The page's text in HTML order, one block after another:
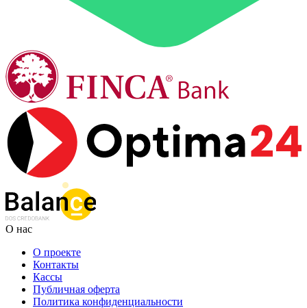
О нас
О проекте
Контакты
Кассы
Публичная оферта
Политика конфиденциальности